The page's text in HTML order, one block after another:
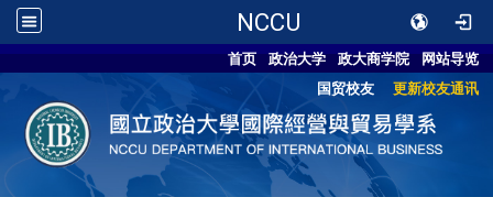
NCCU
首页 政治大学 政大商学院
网站导览
国贸校友
更新校友通讯